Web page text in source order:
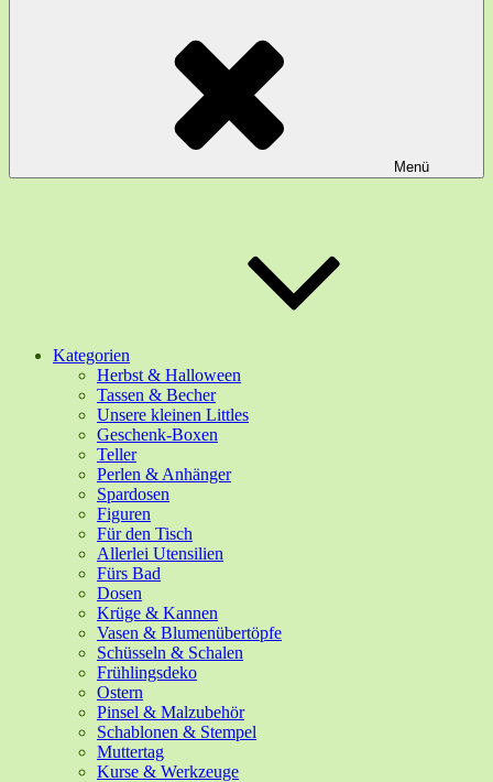
Menü
Kategorien
Herbst & Halloween
Tassen & Becher
Unsere kleinen Littles
Geschenk-Boxen
Teller
Perlen & Anhänger
Spardosen
Figuren
Für den Tisch
Allerlei Utensilien
Fürs Bad
Dosen
Krüge & Kannen
Vasen & Blumenübertöpfe
Schüsseln & Schalen
Frühlingsdeko
Ostern
Pinsel & Malzubehör
Schablonen & Stempel
Muttertag
Kurse & Werkzeuge